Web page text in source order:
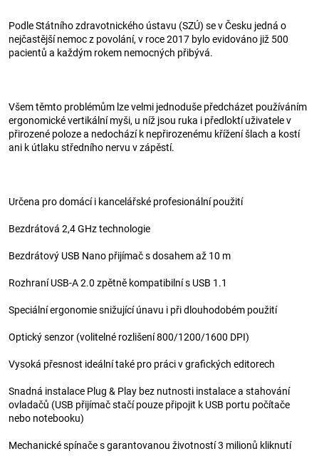
Podle Státního zdravotnického ústavu (SZÚ) se v Česku jedná o
nejčastější nemoc z povolání, v roce 2017 bylo evidováno již 500
pacientů a každým rokem nemocných přibývá.
Všem těmto problémům lze velmi jednoduše předcházet používáním
ergonomické vertikální myši, u níž jsou ruka i předloktí uživatele v
přirozené poloze a nedochází k nepřirozenému křížení šlach a kostí
ani k útlaku středního nervu v zápěstí.
Určena pro domácí i kancelářské profesionální použití
Bezdrátová 2,4 GHz technologie
Bezdrátový USB Nano přijímač s dosahem až 10 m
Rozhraní USB-A 2.0 zpětně kompatibilní s USB 1.1
Speciální ergonomie snižující únavu i při dlouhodobém použití
Optický senzor (volitelné rozlišení 800/1200/1600 DPI)
Vysoká přesnost ideální také pro práci v grafických editorech
Snadná instalace Plug & Play bez nutnosti instalace a stahování
ovladačů (USB přijímač stačí pouze připojit k USB portu počítače
nebo notebooku)
Mechanické spínače s garantovanou životností 3 milionů kliknutí